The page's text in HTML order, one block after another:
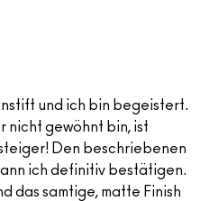
und ich bin begeistert.
nicht gewöhnt bin, ist
Den beschriebenen
ich definitiv bestätigen.
das samtige, matte Finish